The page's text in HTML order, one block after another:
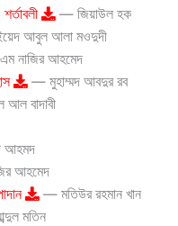
— জিয়াউল হক
আবুল আলা মওদুদী
নাজির আহমেদ
— মুহাম্মদ আবদুর রব
বাদাবী
আহমদ
আহমেদ
— মতিউর রহমান খান
মতিন